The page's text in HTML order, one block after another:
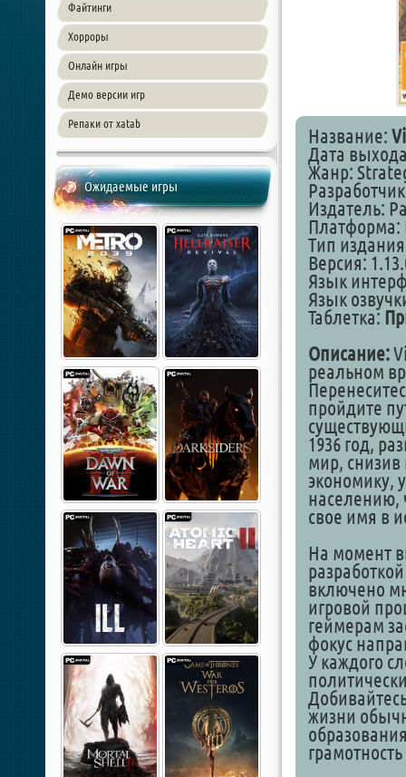
Файтинги
Хорроры
Онлайн игры
Демо версии игр
Репаки от xatab
Ожидаемые игры
Название:
Дата
Жанр:
Издатель:
Платформа:
Тип
Версия:
Язык
Язык
Таблетка:
Описание:
реальном
пройдите
1936 год,
мир,
экономику,
населению,
свое имя в
На момент
включено
игровой
геймерам
фокус
У каждого
жизни